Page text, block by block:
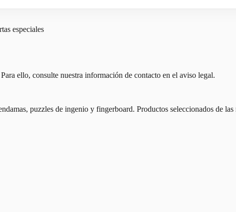
especiales
ello, consulte nuestra información de contacto en el aviso legal.
puzzles de ingenio y fingerboard. Productos seleccionados de